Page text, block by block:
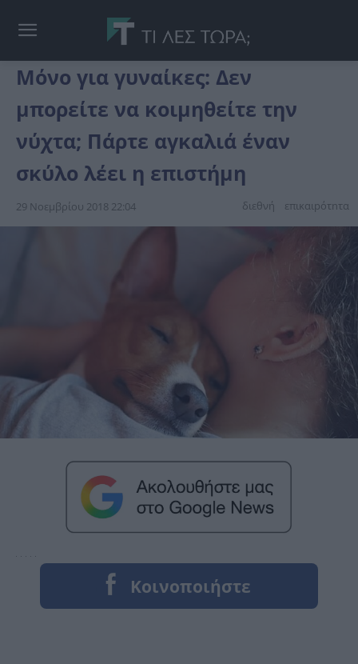
Μόνο για γυναίκες: Δεν
μπορείτε να κοιμηθείτε την
νύχτα; Πάρτε αγκαλιά έναν
σκύλο λέει η επιστήμη
29 Νοεμβρίου 2018 22:04 διεθνή επικαιpότnτα